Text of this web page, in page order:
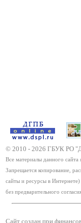
© 2010 - 2026 ГБУК РО
Все материалы данного сайта
Запрещается копирование,
сайты и ресурсы в
без предварительного
Сайт создан при